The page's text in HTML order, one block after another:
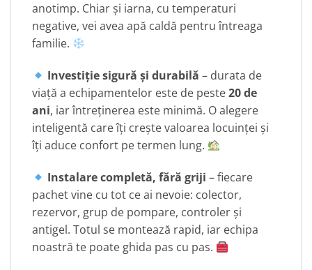
anotimp. Chiar și iarna, cu temperaturi
negative, vei avea apă caldă pentru întreaga
familie.
Investiție sigură și durabilă – durata de
viață a echipamentelor este de peste20 de
ani, iar întreținerea este minimă. O alegere
inteligentă care îți crește valoarea locuinței și
îți aduce confort pe termen lung.
Instalare completă, fără griji – fiecare
pachet vine cu tot ce ai nevoie: colector,
rezervor, grup de pompare, controler și
antigel. Totul se montează rapid, iar echipa
noastră te poate ghida pas cu pas.